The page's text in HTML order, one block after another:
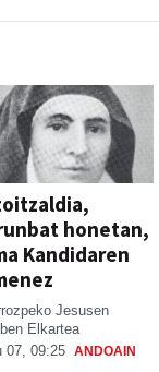
honetan,
Kandidaren
Jesusen
Elkartea
07, 09:25 ANDOAIN